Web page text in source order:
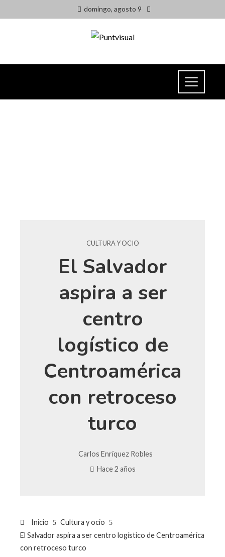
domingo, agosto 9
CULTURA Y OCIO
El Salvador
aspira a ser
centro
logístico de
Centroamérica
con retroceso
turco
Carlos Enríquez Robles
Hace 2 años
Inicio
Cultura y ocio
El Salvador aspira a ser centro logístico de Centroamérica
con retroceso turco